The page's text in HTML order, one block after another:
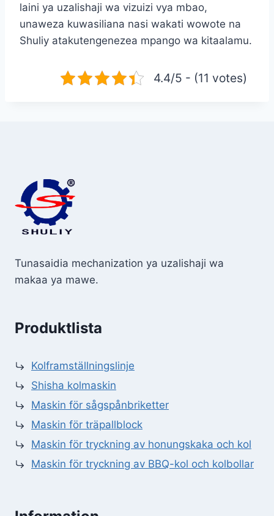
laini ya uzalishaji wa vizuizi vya mbao,
unaweza kuwasiliana nasi wakati wowote na
Shuliy atakutengenezea mpango wa kitaalamu.
4.4/5 - (11 votes)
Tunasaidia mechanization ya uzalishaji wa
makaa ya mawe.
Produktlista
Kolframställningslinje
Shisha kolmaskin
Maskin för sågspånbriketter
Maskin för träpallblock
Maskin för tryckning av honungskaka och kol
Maskin för tryckning av BBQ-kol och kolbollar